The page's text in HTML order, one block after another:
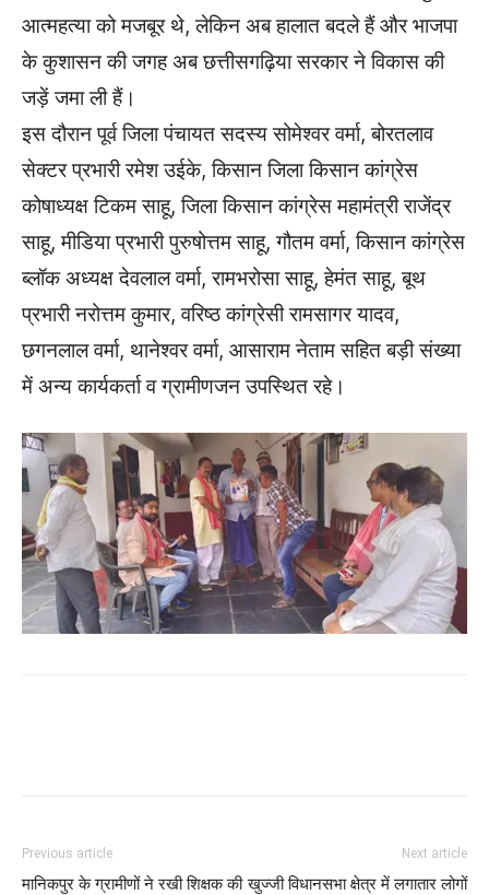
आत्महत्या को मजबूर थे, लेकिन अब हालात बदले हैं और भाजपा
के कुशासन की जगह अब छत्तीसगढ़िया सरकार ने विकास की
जड़ें जमा ली हैं।
इस दौरान पूर्व जिला पंचायत सदस्य सोमेश्वर वर्मा, बोरतलाव
सेक्टर प्रभारी रमेश उईके, किसान जिला किसान कांग्रेस
कोषाध्यक्ष टिकम साहू, जिला किसान कांग्रेस महामंत्री राजेंद्र
साहू, मीडिया प्रभारी पुरुषोत्तम साहू, गौतम वर्मा, किसान कांग्रेस
ब्लॉक अध्यक्ष देवलाल वर्मा, रामभरोसा साहू, हेमंत साहू, बूथ
प्रभारी नरोत्तम कुमार, वरिष्ठ कांग्रेसी रामसागर यादव,
छगनलाल वर्मा, थानेश्वर वर्मा, आसाराम नेताम सहित बड़ी संख्या
में अन्य कार्यकर्ता व ग्रामीणजन उपस्थित रहे।
Previous article
मानिकपुर के ग्रामीणों ने रखी शिक्षक की
Next article
खुज्जी विधानसभा क्षेत्र में लगातार लोगों